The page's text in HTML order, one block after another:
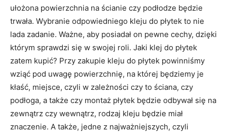
ułożona powierzchnia na ścianie czy podłodze będzie
trwała. Wybranie odpowiedniego kleju do płytek to nie
lada zadanie. Ważne, aby posiadał on pewne cechy, dzięki
którym sprawdzi się w swojej roli. Jaki klej do płytek
zatem kupić? Przy zakupie kleju do płytek powinniśmy
wziąć pod uwagę powierzchnię, na której będziemy je
kłaść, miejsce, czyli w zależności czy to ściana, czy
podłoga, a także czy montaż płytek będzie odbywał się na
zewnątrz czy wewnątrz, rodzaj kleju będzie miał
znaczenie. A także, jedne z najważniejszych, czyli